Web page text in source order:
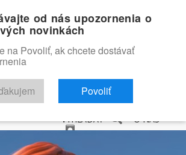
TRAILERY FILMOVÁ DATABÁZA
VYHĽADAŤ O NÁS
od nás upozornenia o
novinkách
na Povoliť, ak chcete dostávať
Povoliť